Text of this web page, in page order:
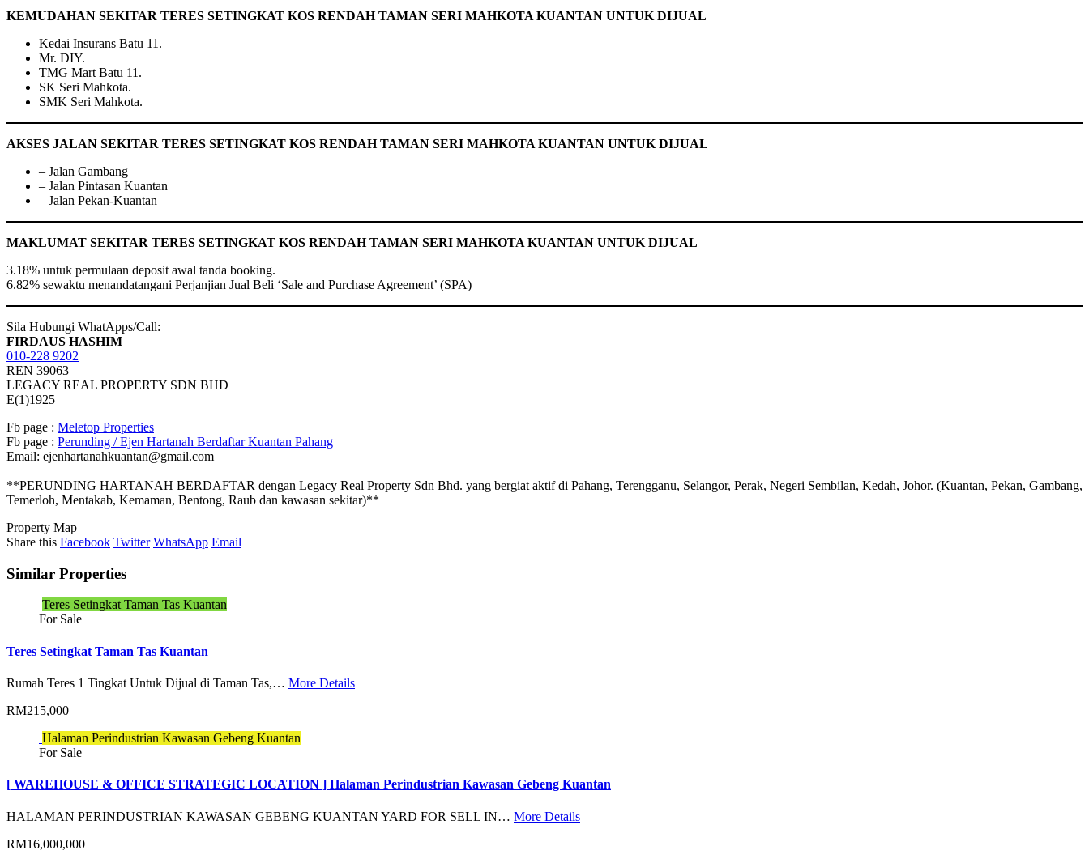
KEMUDAHAN SEKITAR TERES SETINGKAT KOS RENDAH TAMAN SERI MAHKOTA KUANTAN UNTUK DIJUAL
Kedai Insurans Batu 11.
Mr. DIY.
TMG Mart Batu 11.
SK Seri Mahkota.
SMK Seri Mahkota.
AKSES JALAN SEKITAR TERES SETINGKAT KOS RENDAH TAMAN SERI MAHKOTA KUANTAN UNTUK DIJUAL
– Jalan Gambang
– Jalan Pintasan Kuantan
– Jalan Pekan-Kuantan
MAKLUMAT SEKITAR TERES SETINGKAT KOS RENDAH TAMAN SERI MAHKOTA KUANTAN UNTUK DIJUAL
3.18% untuk permulaan deposit awal tanda booking.
6.82% sewaktu menandatangani Perjanjian Jual Beli ‘Sale and Purchase Agreement’ (SPA)
Sila Hubungi WhatApps/Call:
FIRDAUS HASHIM
010-228 9202
REN 39063
LEGACY REAL PROPERTY SDN BHD
E(1)1925
Fb page : Meletop Properties
Fb page : Perunding / Ejen Hartanah Berdaftar Kuantan Pahang
Email: ejenhartanahkuantan@gmail.com
**PERUNDING HARTANAH BERDAFTAR dengan Legacy Real Property Sdn Bhd. yang bergiat aktif di Pahang, Terengganu, Selangor, Perak, Negeri Sembilan, Kedah, Johor. (Kuantan, Pekan, Gambang,
Temerloh, Mentakab, Kemaman, Bentong, Raub dan kawasan sekitar)**
Property Map
Share this Facebook Twitter WhatsApp Email
Similar Properties
Teres Setingkat Taman Tas Kuantan
For Sale
Teres Setingkat Taman Tas Kuantan
Rumah Teres 1 Tingkat Untuk Dijual di Taman Tas,… More Details
RM215,000
Halaman Perindustrian Kawasan Gebeng Kuantan
For Sale
[ WAREHOUSE & OFFICE STRATEGIC LOCATION ] Halaman Perindustrian Kawasan Gebeng Kuantan
HALAMAN PERINDUSTRIAN KAWASAN GEBENG KUANTAN YARD FOR SELL IN… More Details
RM16,000,000